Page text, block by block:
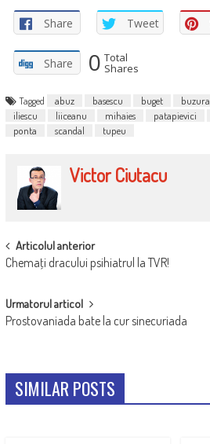
Share Tweet
Share 0 Total
Shares
Tagged abuz basescu buget buzura
iliescu
liiceanu mihaies patapievici
ponta
scandal tupeu
Victor Ciutacu
POST
NAVIGATION
Articolul anterior
Chemaţi dracului psihiatrul la TVR!
Urmatorul articol
Prostovaniada bate la cur sinecuriada
SIMILAR POSTS